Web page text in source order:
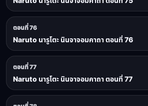
ตอนที่ 76
Naruto นารูโตะ นินจาจอมคาถา ตอนที่ 76
ตอนที่ 77
Naruto นารูโตะ นินจาจอมคาถา ตอนที่ 77